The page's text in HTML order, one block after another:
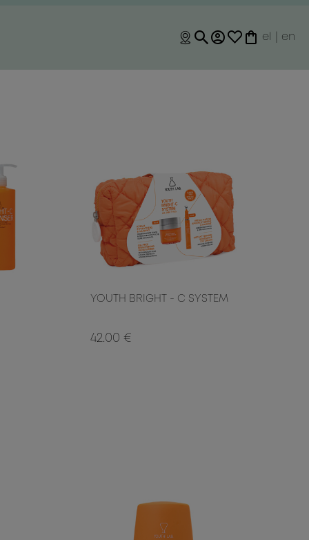
el en
YOUTH BRIGHT - C SYSTEM
42.00 €